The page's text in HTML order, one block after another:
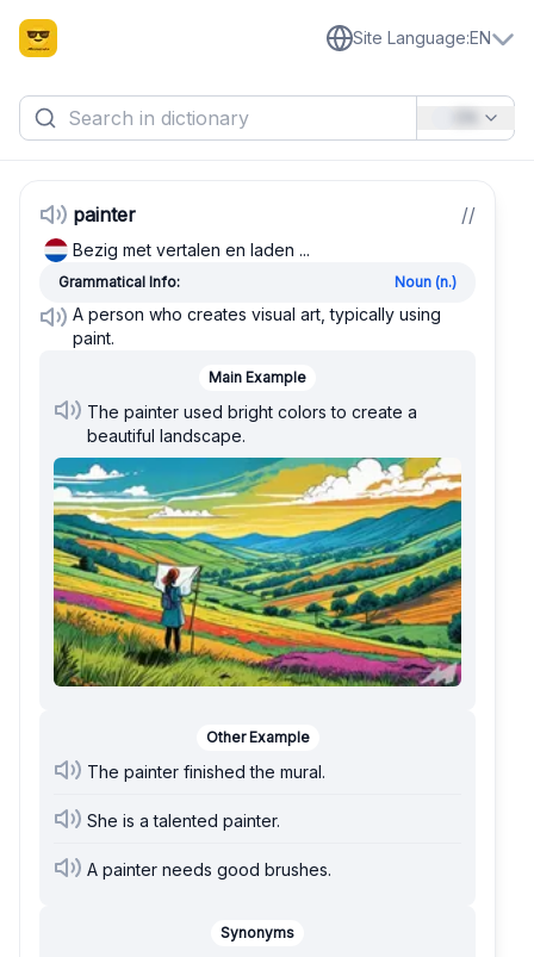
Site Language:EN
painter //
Bezig met vertalen en laden ...
Grammatical Info: Noun (n.)
A person who creates visual art, typically using
paint.
Main Example
The painter used bright colors to create a
beautiful landscape.
Other Example
The painter finished the mural.
She is a talented painter.
A painter needs good brushes.
Synonyms